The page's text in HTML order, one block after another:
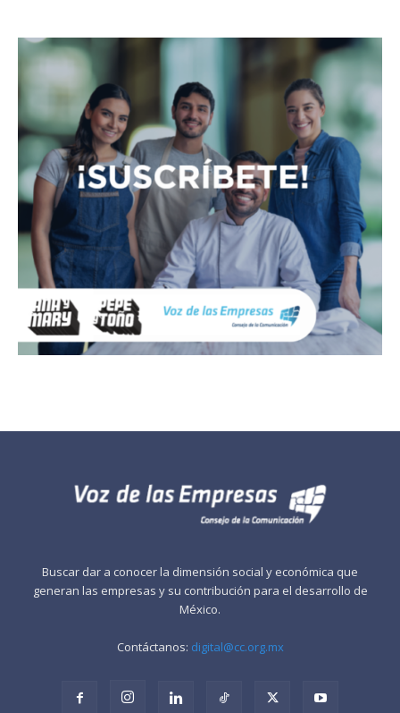
Buscar dar a conocer la dimensión social y económica que
generan las empresas y su contribución para el desarrollo de
México.
Contáctanos: digital@cc.org.mx